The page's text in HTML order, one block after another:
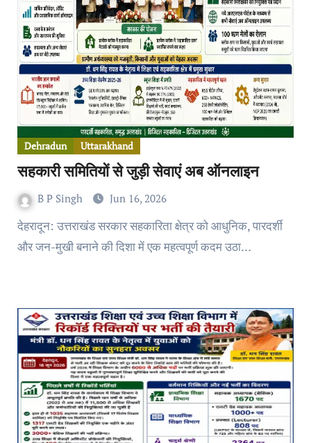
Dehradun Uttarakhand
सहकारी समितियों से जुड़ी सेवाएं अब ऑनलाइन
B P Singh Jun 16, 2026
देहरादून: उत्तराखंड सरकार सहकारिता क्षेत्र को आधुनिक, पारदर्शी
और जन-मुखी बनाने की दिशा में एक महत्वपूर्ण कदम उठा…